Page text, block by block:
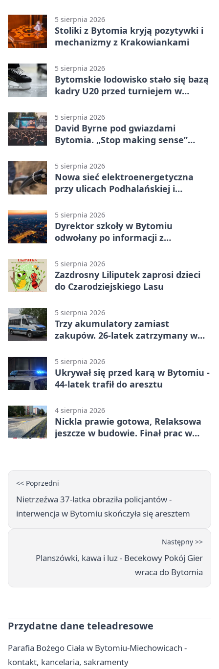
5 sierpnia 2026
Stoliki z Bytomia kryją pozytywki i
mechanizmy z Krakowiankami
5 sierpnia 2026
Bytomskie lodowisko stało się bazą
kadry U20 przed turniejem w
5 sierpnia 2026
David Byrne pod gwiazdami
Bytomia. „Stop making sense”
5 sierpnia 2026
Nowa sieć elektroenergetyczna
przy ulicach Podhalańskiej i
5 sierpnia 2026
Dyrektor szkoły w Bytomiu
odwołany po informacji z
5 sierpnia 2026
Zazdrosny Liliputek zaprosi dzieci
do Czarodziejskiego Lasu
5 sierpnia 2026
Trzy akumulatory zamiast
zakupów. 26-latek zatrzymany w
5 sierpnia 2026
Ukrywał się przed karą w Bytomiu -
44-latek trafił do aresztu
4 sierpnia 2026
Nickla prawie gotowa, Relaksowa
jeszcze w budowie. Finał prac w
<< Poprzedni
Nietrzeźwa 37-latka obraziła policjantów -
interwencja w Bytomiu skończyła się aresztem
Następny >>
Planszówki, kawa i luz - Becekowy Pokój Gier
wraca do Bytomia
Przydatne dane teleadresowe
Parafia Bożego Ciała w Bytomiu-Miechowicach -
kontakt, kancelaria, sakramenty